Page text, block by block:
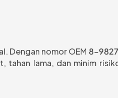
Dengan nomor OEM 8-
lama, dan minim